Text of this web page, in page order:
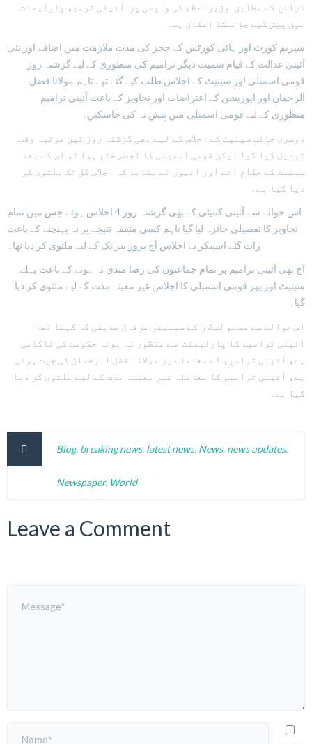
ذرائع کے مطابق وزیراعظم کی واپسی پر آئینی ترمیم پارلیمنٹ
میں پیش کیے جانےکا امکان ہے۔
سپریم کورٹ اور ہائی کورٹس کے ججز کی مدت ملازمت میں اضافے اور نئی
آئینی عدالت کے قیام سمیت دیگر ترامیم کی منظوری کے لیے گزشتہ روز
قومی اسمبلی اور سینیٹ کے اجلاس طلب کیے گئے تھے تاہم مولانا فضل
الرحمان اور اپوزیشن کے اعتراضات اور تجاویز کے باعث آئینی ترامیم
منظوری کے لیے قومی اسمبلی میں پیش نہ کی جاسکیں۔
دوسری جانب سینیٹ کے اجلاس کے لیے بھی گزشتہ روز تین مرتبہ وقت
تبدیل کیا گیا لیکن قومی اسمبلی کا اجلاس ختم ہوا تو اس کے بعد
سینیٹ کے حکام آئے اور انہوں نے بتایا کہ اجلاس کل تک ملتوی کر
دیا گیا ہے۔
اس حوالے سے آئینی کمیٹی کے بھی گزشتہ روز 4 اجلاس ہوئے جس میں تمام
تجاویز کا تفصیلی جائزہ لیا گیا تاہم کسی متفقہ نتیجے پر نہ پہنچنے کے باعث
رات گئے اسپیکر نے اجلاس آج بروز پیر تک کے لیے ملتوی کر دیا تھا۔
آج بھی آئینی ترامیم پر تمام جماعتوں کی رضا مندی نہ ہونے کے باعث پہلے
سینیٹ اور پھر قومی اسمبلی کا اجلاس غیر معینہ مدت کے لیے ملتوی کر دیا
گیا۔
اس حوالے سے مسلم لیگ ن کے سینیٹر عرفان صدیقی کا کہنا تھا
آئینی ترامیم کا پارلیمنٹ سے منظور نہ ہونا حکومت کی ناکامی
ہے، آئینی ترامیم کے معاملے پر مولانا فضل الرحمان کی جیت ہوئی
ہے، آئینی ترامیم کا معاملہ غیر معینہ مدت کے لیے ملتوی کر دیا
گیا ہے۔
Blog, breaking news, latest news, News, news updates,
Newspaper, World
Leave a Comment